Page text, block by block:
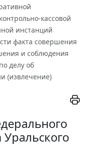
кассовой
инстанций
факта совершения
и соблюдения
делу об
(извлечение)